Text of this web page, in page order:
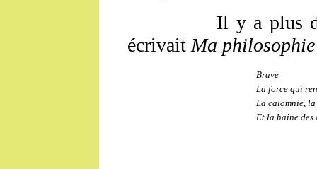
Il y a plus de
écrivait Ma
Brave
La force qui
La calomnie, la
Et la haine des